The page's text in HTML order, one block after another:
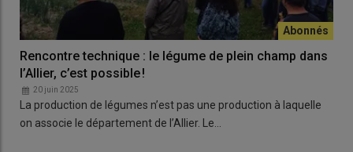
Rencontre technique : le légume de plein champ dans
l’Allier, c’est possible !
20 juin 2025
La production de légumes n’est pas une production à laquelle
on associe le département de l’Allier. Le…